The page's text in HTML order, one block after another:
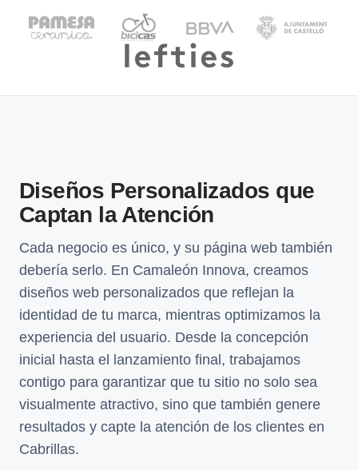
Diseños Personalizados que
Captan la Atención
Cada negocio es único, y su página web también
debería serlo. En Camaleón Innova, creamos
diseños web personalizados que reflejan la
identidad de tu marca, mientras optimizamos la
experiencia del usuario. Desde la concepción
inicial hasta el lanzamiento final, trabajamos
contigo para garantizar que tu sitio no solo sea
visualmente atractivo, sino que también genere
resultados y capte la atención de los clientes en
Cabrillas.